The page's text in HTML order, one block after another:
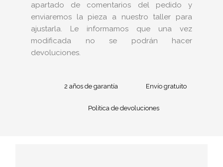
apartado de comentarios del pedido y
enviaremos la pieza a nuestro taller para
ajustarla. Le informamos que una vez
modificada no se podrán hacer
devoluciones.
2 años de garantía Envío gratuito
Política de devoluciones